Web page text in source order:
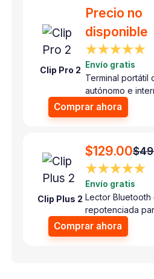
Clip Pro 2
Precio no
disponible
★★★★★
Envío gratis
Terminal portátil
autónomo e
Comprar ahora
Clip Plus 2
$129.00
★★★★★
Envío gratis
Lector Bluetooth
repotenciada
Comprar ahora